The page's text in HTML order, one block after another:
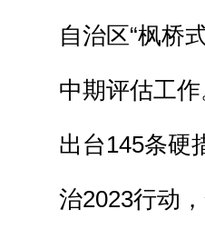
自治区“枫桥
中期评估工
出台145条硬
治2023行动